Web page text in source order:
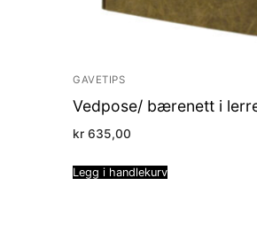
GAVETIPS
Vedpose/ bærenett i
kr 635,00
Legg i handlekurv